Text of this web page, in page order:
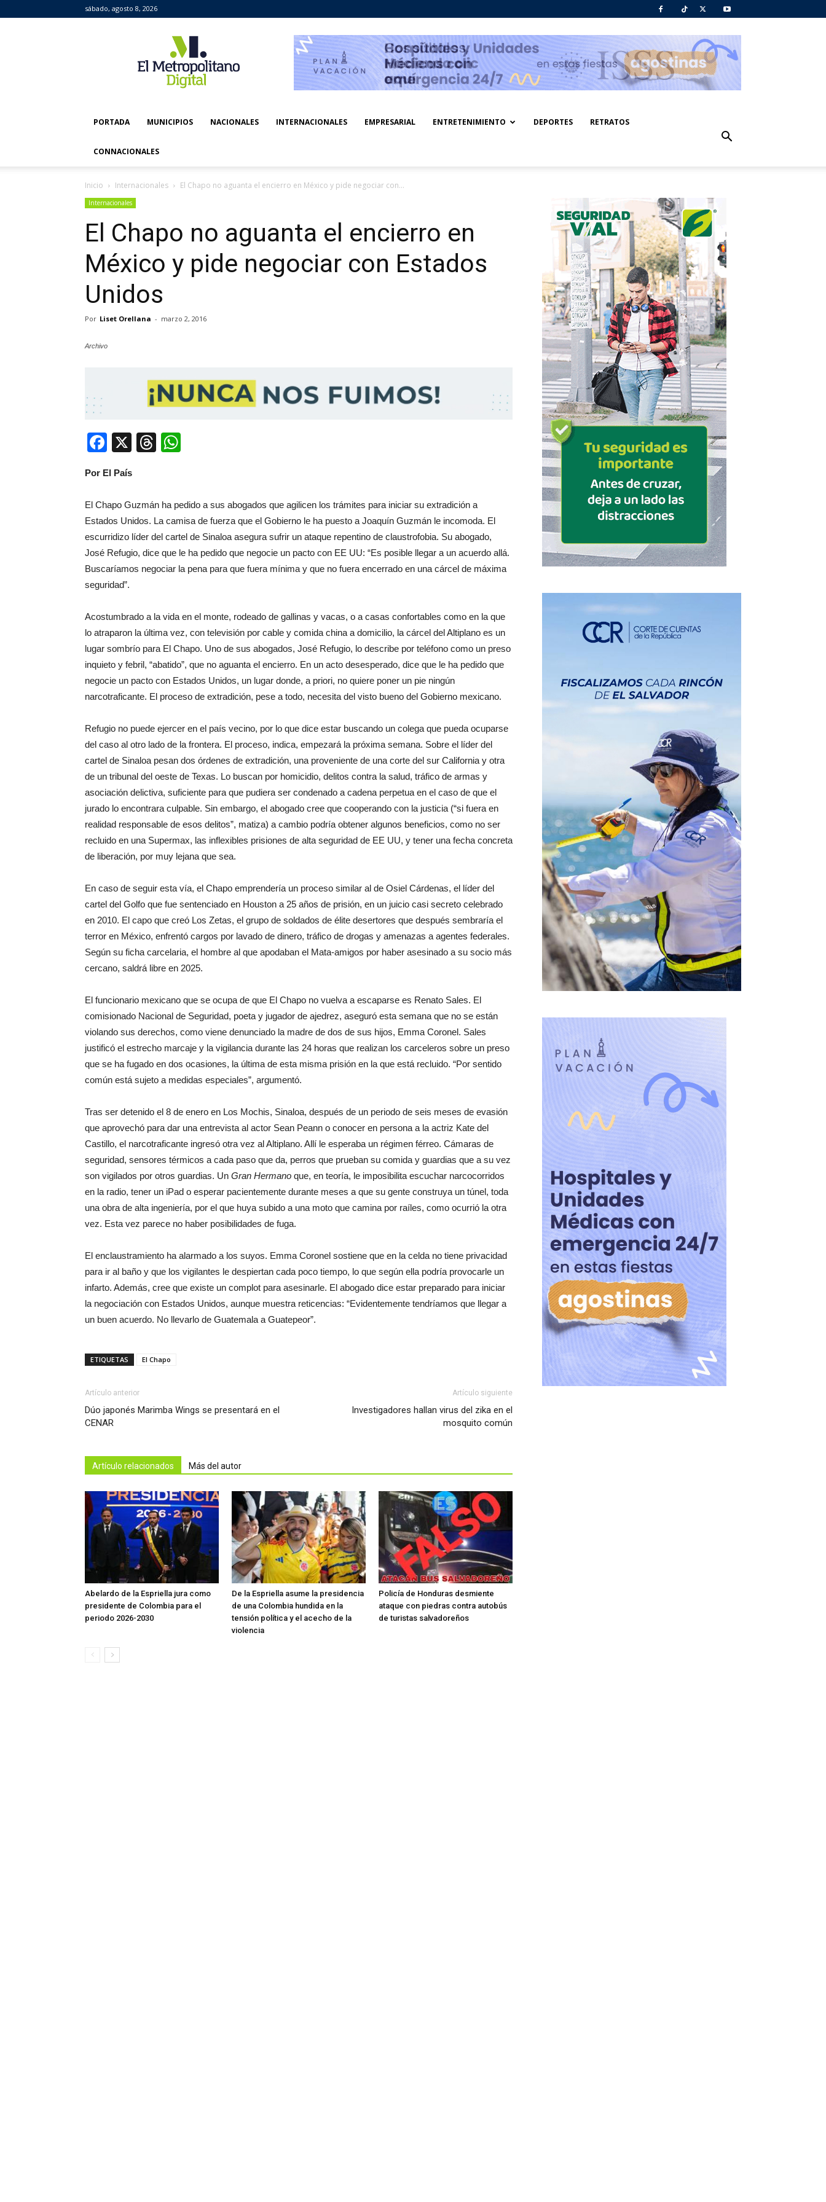
sábado, agosto 8, 2026
Metropolitano
Digital
PORTADA MUNICIPIOS NACIONALES INTERNACIONALES EMPRESARIAL ENTRETENIMIENTO DEPORTES RETRATOS
CONNACIONALES
Inicio Internacionales El Chapo no aguanta el encierro en México y pide negociar con...
Internacionales
El Chapo no aguanta el encierro en
México y pide negociar con Estados
Unidos
Por Liset Orellana - marzo 2, 2016
Archivo
Facebook
X Threads
Por El País
El Chapo Guzmán ha pedido a sus abogados que agilicen los trámites para iniciar su extradición a
Estados Unidos. La camisa de fuerza que el Gobierno le ha puesto a Joaquín Guzmán le incomoda. El
escurridizo líder del cartel de Sinaloa asegura sufrir un ataque repentino de claustrofobia. Su abogado,
José Refugio, dice que le ha pedido que negocie un pacto con EE UU: “Es posible llegar a un acuerdo allá.
Buscaríamos negociar la pena para que fuera mínima y que no fuera encerrado en una cárcel de máxima
seguridad”.
Acostumbrado a la vida en el monte, rodeado de gallinas y vacas, o a casas confortables como en la que
lo atraparon la última vez, con televisión por cable y comida china a domicilio, la cárcel del Altiplano es un
lugar sombrío para El Chapo. Uno de sus abogados, José Refugio, lo describe por teléfono como un preso
inquieto y febril, “abatido”, que no aguanta el encierro. En un acto desesperado, dice que le ha pedido que
negocie un pacto con Estados Unidos, un lugar donde, a priori, no quiere poner un pie ningún
narcotraficante. El proceso de extradición, pese a todo, necesita del visto bueno del Gobierno mexicano.
Refugio no puede ejercer en el país vecino, por lo que dice estar buscando un colega que pueda ocuparse
del caso al otro lado de la frontera. El proceso, indica, empezará la próxima semana. Sobre el líder del
cartel de Sinaloa pesan dos órdenes de extradición, una proveniente de una corte del sur California y otra
de un tribunal del oeste de Texas. Lo buscan por homicidio, delitos contra la salud, tráfico de armas y
asociación delictiva, suficiente para que pudiera ser condenado a cadena perpetua en el caso de que el
jurado lo encontrara culpable. Sin embargo, el abogado cree que cooperando con la justicia (“si fuera en
realidad responsable de esos delitos”, matiza) a cambio podría obtener algunos beneficios, como no ser
recluido en una Supermax, las inflexibles prisiones de alta seguridad de EE UU, y tener una fecha concreta
de liberación, por muy lejana que sea.
En caso de seguir esta vía, el Chapo emprendería un proceso similar al de Osiel Cárdenas, el líder del
cartel del Golfo que fue sentenciado en Houston a 25 años de prisión, en un juicio casi secreto celebrado
en 2010. El capo que creó Los Zetas, el grupo de soldados de élite desertores que después sembraría el
terror en México, enfrentó cargos por lavado de dinero, tráfico de drogas y amenazas a agentes federales.
Según su ficha carcelaria, el hombre al que apodaban el Mata-amigos por haber asesinado a su socio más
cercano, saldrá libre en 2025.
El funcionario mexicano que se ocupa de que El Chapo no vuelva a escaparse es Renato Sales. El
comisionado Nacional de Seguridad, poeta y jugador de ajedrez, aseguró esta semana que no se están
violando sus derechos, como viene denunciado la madre de dos de sus hijos, Emma Coronel. Sales
justificó el estrecho marcaje y la vigilancia durante las 24 horas que realizan los carceleros sobre un preso
que se ha fugado en dos ocasiones, la última de esta misma prisión en la que está recluido. “Por sentido
común está sujeto a medidas especiales”, argumentó.
Tras ser detenido el 8 de enero en Los Mochis, Sinaloa, después de un periodo de seis meses de evasión
que aprovechó para dar una entrevista al actor Sean Peann o conocer en persona a la actriz Kate del
Castillo, el narcotraficante ingresó otra vez al Altiplano. Allí le esperaba un régimen férreo. Cámaras de
seguridad, sensores térmicos a cada paso que da, perros que prueban su comida y guardias que a su vez
son vigilados por otros guardias. Un Gran Hermano que, en teoría, le imposibilita escuchar narcocorridos
en la radio, tener un iPad o esperar pacientemente durante meses a que su gente construya un túnel, toda
una obra de alta ingeniería, por el que huya subido a una moto que camina por raíles, como ocurrió la otra
vez. Esta vez parece no haber posibilidades de fuga.
El enclaustramiento ha alarmado a los suyos. Emma Coronel sostiene que en la celda no tiene privacidad
para ir al baño y que los vigilantes le despiertan cada poco tiempo, lo que según ella podría provocarle un
infarto. Además, cree que existe un complot para asesinarle. El abogado dice estar preparado para iniciar
la negociación con Estados Unidos, aunque muestra reticencias: “Evidentemente tendríamos que llegar a
un buen acuerdo. No llevarlo de Guatemala a Guatepeor”.
ETIQUETAS El Chapo
Artículo anterior
Dúo japonés Marimba Wings se presentará en el
CENAR
Artículo siguiente
Investigadores hallan virus del zika en el
mosquito común
Artículo relacionados Más del autor
Abelardo de la Espriella jura como
presidente de Colombia para el
periodo 2026-2030
De la Espriella asume la presidencia
de una Colombia hundida en la
tensión política y el acecho de la
violencia
Policía de Honduras desmiente
ataque con piedras contra autobús
de turistas salvadoreños